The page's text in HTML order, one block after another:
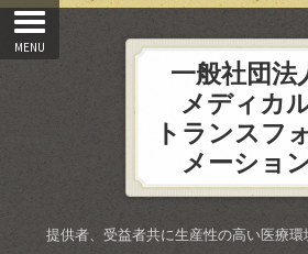
一般社団法
メディカ
トランスフ
メーショ
提供者、受益者共に生産性の高い医療